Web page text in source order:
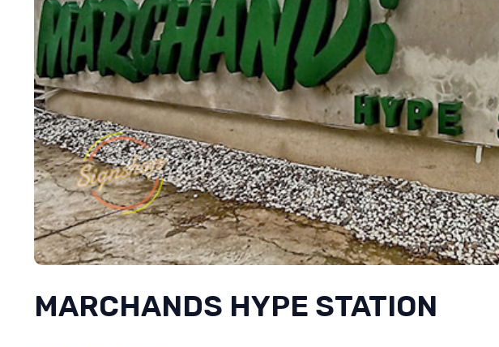
MARCHANDS HYPE STATION